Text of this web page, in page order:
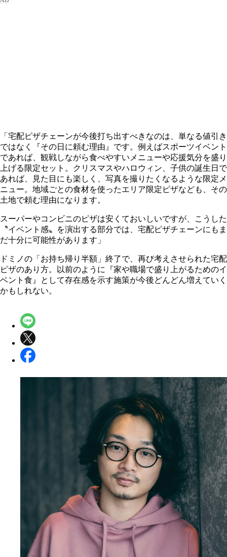
「宅配ピザチェーンが今後打ち出すべきなのは、単なる値引き
ではなく『その日に頼む理由』です。例えばスポーツイベント
であれば、観戦しながら食べやすいメニューや応援気分を盛り
上げる限定セット。クリスマスやハロウィン、子供の誕生日で
あれば、見た目にも楽しく、写真を撮りたくなるような限定メ
ニュー。地域ごとの食材を使ったエリア限定ピザなども、その
土地で頼む理由になります。
スーパーやコンビニのピザは安くておいしいですが、こうした
〝イベント感〟を演出する部分では、宅配ピザチェーンにもま
だ十分に可能性があります」
ドミノの「お持ち帰り半額」終了で、再び考えさせられた宅配
ピザのあり方。以前のように『家や職場で盛り上がるためのイ
ベント食』として存在感を示す施策が今後どんどん増えていく
かもしれない。